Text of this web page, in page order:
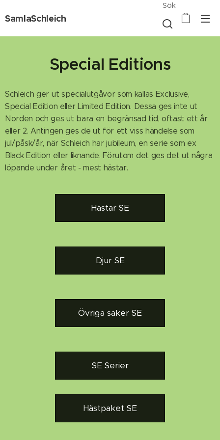
SamlaSchleich
Sök
Special Editions
Schleich ger ut specialutgåvor som kallas Exclusive,
Special Edition eller Limited Edition. Dessa ges inte ut
Norden och ges ut bara en begränsad tid, oftast ett år
eller 2. Antingen ges de ut för ett viss händelse som
jul/påsk/år, när Schleich har jubileum, en serie som ex
Black Edition eller liknande. Förutom det ges det ut några
löpande under året - mest hästar.
Hästar SE
Djur SE
Övriga saker SE
SE Serier
Hästpaket SE